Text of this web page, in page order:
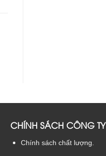
CHÍNH SÁCH CÔNG TY
Chính sách chất lượng.